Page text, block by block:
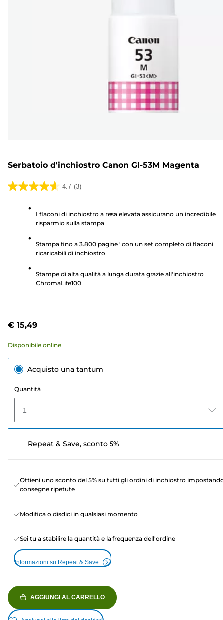
Serbatoio d'inchiostro Canon GI-53M Magenta
4.7 (3)
4.7
recensioni
I flaconi di inchiostro a resa elevata assicurano un incredibile
risparmio sulla stampa
Stampa fino a 3.800 pagine¹ con un set completo di flaconi
ricaricabili di inchiostro
Stampe di alta qualità a lunga durata grazie all'inchiostro
ChromaLife100
€ 15,49
Disponibile online
Acquisto una tantum
Quantità
1
Repeat & Save, sconto 5%
Ottieni uno sconto del 5% su tutti gli ordini di inchiostro
consegne ripetute
Modifica o disdici in qualsiasi momento
Sei tu a stabilire la quantità e la frequenza dell'ordine
Informazioni su Repeat & Save
AGGIUNGI AL CARRELLO